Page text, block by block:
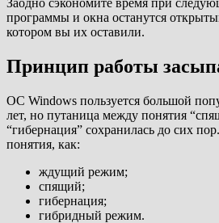
программы и окна останутся
котором вы их оставили.
Принцип работы
ОС Windows пользуется большой
лет, но путаница между понятия
“гибернация” сохранилась до сих
понятия, как:
ждущий режим;
спящий;
гибернация;
гибридный режим.